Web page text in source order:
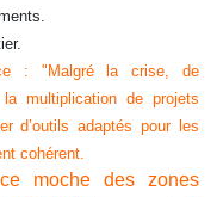
: "Malgré la crise, de
la multiplication de projets
d’outils adaptés pour les
cohérent.
moche des zones